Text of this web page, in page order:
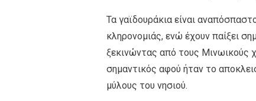
Τα γαϊδουράκια είναι
κληρονομιάς, ενώ έχουν παίξει
ξεκινώντας από τους Μινωικούς
σημαντικός αφού ήταν το
μύλους του νησιού.